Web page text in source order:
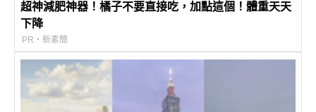
超神減肥神器！橘子不要直接吃，加點這個！體重天天
下降
PR・新素簡